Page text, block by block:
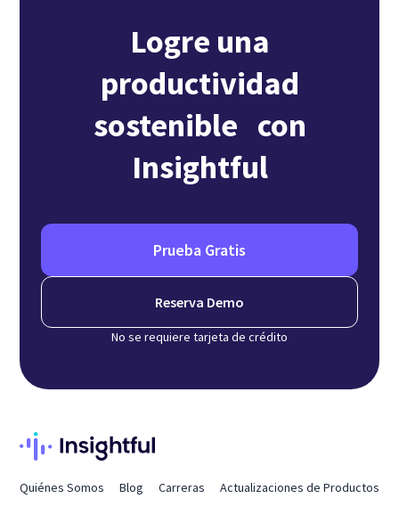
Logre una
productividad
sostenible con
Insightful
Prueba Gratis
Reserva Demo
No se requiere tarjeta de crédito
Quiénes Somos Blog Carreras Actualizaciones de Productos